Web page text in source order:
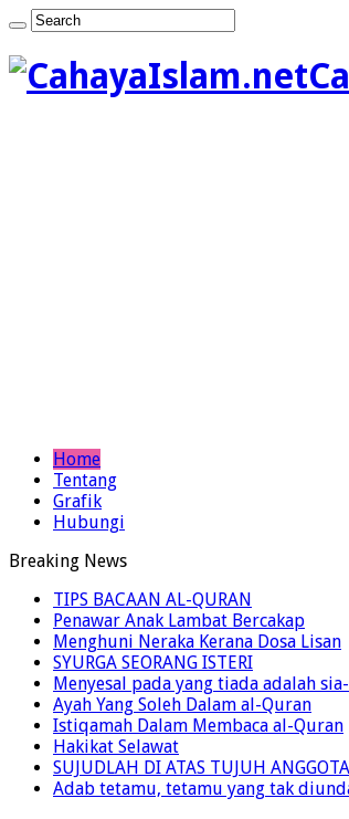
Home
Tentang
Grafik
Hubungi
Breaking News
TIPS BACAAN AL-QURAN
Penawar Anak Lambat Bercakap
Menghuni Neraka Kerana Dosa Lisan
SYURGA SEORANG ISTERI
Menyesal pada yang tiada adalah
Ayah Yang Soleh Dalam al-Quran
Istiqamah Dalam Membaca al-Quran
Hakikat Selawat
SUJUDLAH DI ATAS TUJUH
Adab tetamu, tetamu yang tak